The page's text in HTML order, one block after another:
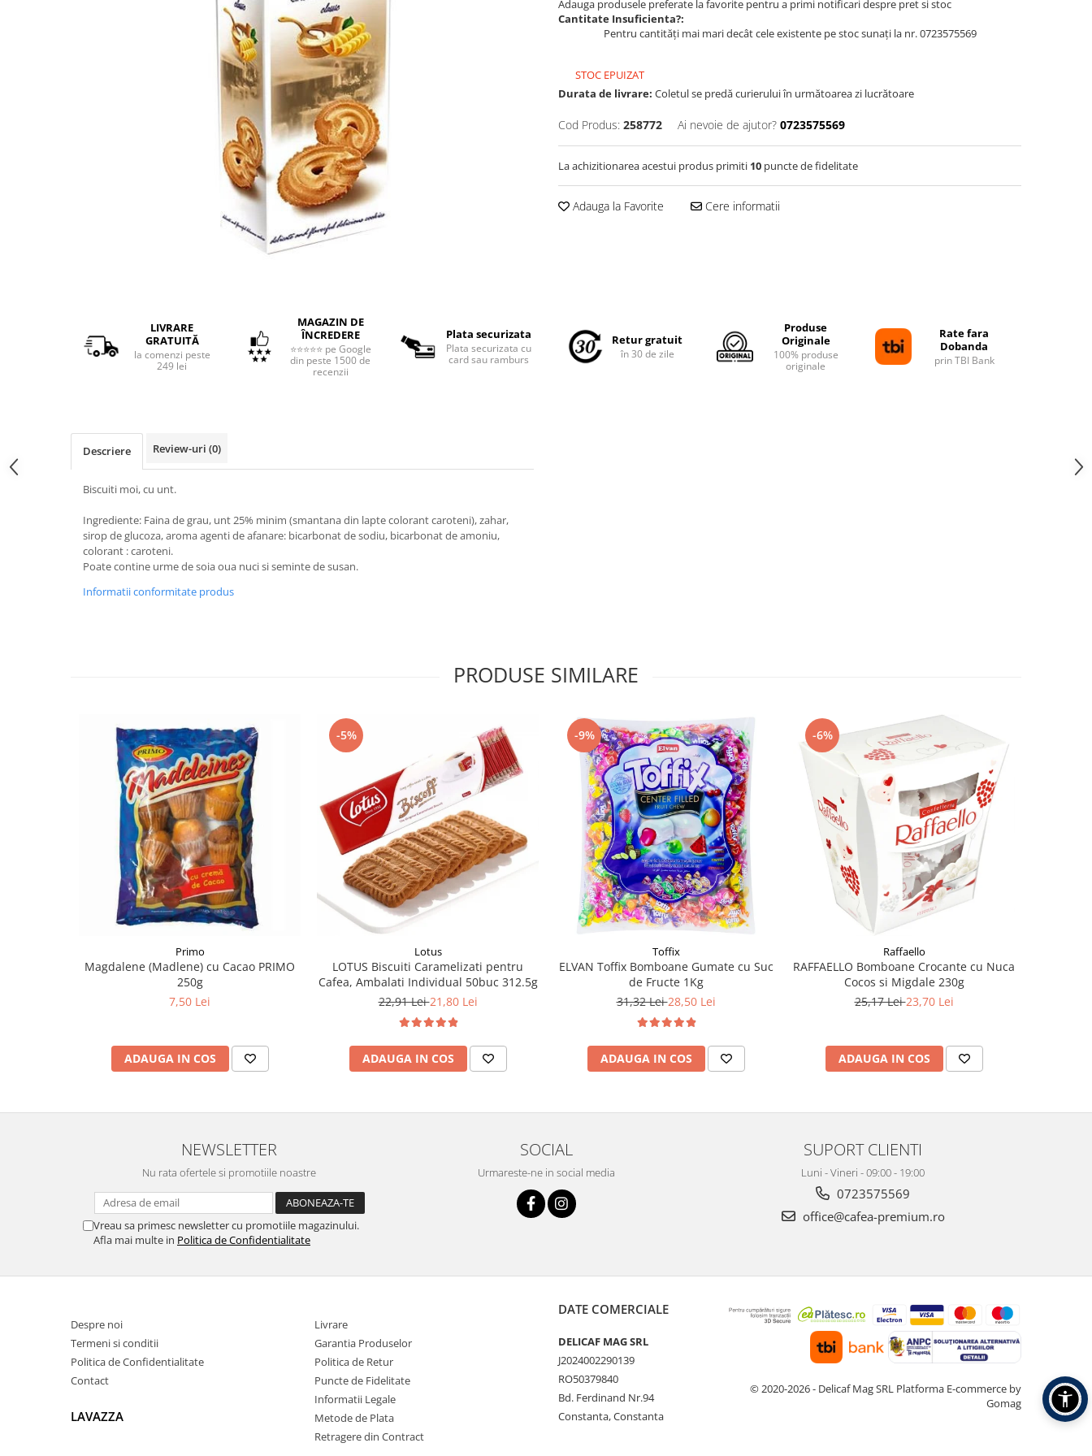
Facebook
Adauga produsele preferate la favorite pentru a primi notificari despre pret si stoc
Cantitate Insuficienta?:
Pentru cantități mai mari decât cele existente pe stoc sunați la nr. 0723575569
STOC EPUIZAT
Durata de livrare: Coletul se predă curierului în următoarea zi lucrătoare
Cod Produs: 258772 Ai nevoie de ajutor? 0723575569
La achizitionarea acestui produs primiti 10 puncte de fidelitate
Adauga la Favorite Cere informatii
LIVRARE
GRATUITĂ
la comenzi peste
249 lei
MAGAZIN DE
ÎNCREDERE
⭐⭐⭐⭐⭐ pe Google
din peste 1500 de
recenzii
Plata securizata
Plata securizata cu
card sau ramburs
Retur gratuit
în 30 de zile
Produse
Originale
100% produse
originale
Rate fara
Dobanda
prin TBI Bank
Descriere Review-uri (0)
Biscuiti moi, cu unt.
Ingrediente: Faina de grau, unt 25% minim (smantana din lapte colorant caroteni), zahar,
sirop de glucoza, aroma agenti de afanare: bicarbonat de sodiu, bicarbonat de amoniu,
colorant : caroteni.
Poate contine urme de soia oua nuci si seminte de susan.
Informatii conformitate produs
PRODUSE SIMILARE
Primo
Magdalene (Madlene) cu Cacao PRIMO
250g
7,50 Lei
ADAUGA IN COS
-5%
Lotus
LOTUS Biscuiti Caramelizati pentru
Cafea, Ambalati Individual 50buc 312.5g
22,91 Lei21,80 Lei
ADAUGA IN COS
-9%
Toffix
ELVAN Toffix Bomboane Gumate cu Suc
de Fructe 1Kg
31,32 Lei28,50 Lei
ADAUGA IN COS
-6%
Raffaello
RAFFAELLO Bomboane Crocante cu Nuca
Cocos si Migdale 230g
25,17 Lei23,70 Lei
ADAUGA IN COS
NEWSLETTER
Nu rata ofertele si promotiile noastre
Vreau sa primesc newsletter cu promotiile magazinului.
Afla mai multe in Politica de Confidentialitate
SOCIAL
Urmareste-ne in social media
SUPORT CLIENTI
Luni - Vineri - 09:00 - 19:00
0723575569
office@cafea-premium.ro
Despre noi
Termeni si conditii
Politica de Confidentialitate
Contact
LAVAZZA
Livrare
Garantia Produselor
Politica de Retur
Puncte de Fidelitate
Informatii Legale
Metode de Plata
Retragere din Contract
DATE COMERCIALE
DELICAF MAG SRL
J2024002290139
RO50379840
Bd. Ferdinand Nr.94
Constanta, Constanta
© 2020-2026 - Delicaf Mag SRL Platforma E-commerce by
Gomag